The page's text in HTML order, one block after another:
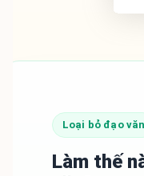
Loại bỏ đạo văn
Làm thế